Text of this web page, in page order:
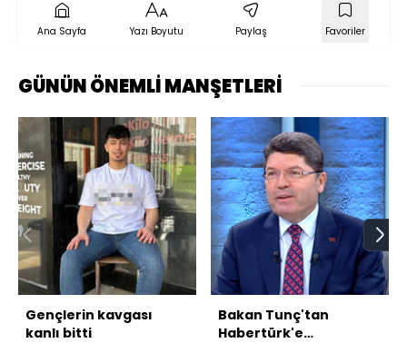
Ana Sayfa Yazı Boyutu Paylaş Favoriler
GÜNÜN ÖNEMLİ MANŞETLERİ
Gençlerin kavgası
kanlı bitti
Bakan Tunç'tan
Habertürk'e